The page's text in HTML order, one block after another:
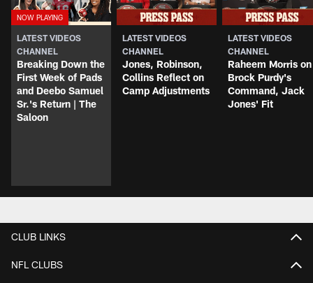
LATEST VIDEOS
CHANNEL
Breaking Down the
First Week of Pads
and Deebo Samuel
Sr.'s Return | The
Saloon
LATEST VIDEOS
CHANNEL
Jones, Robinson,
Collins Reflect on
Camp Adjustments
LATEST VIDEOS
CHANNEL
Raheem Morris on
Brock Purdy's
Command, Jack
Jones' Fit
CLUB LINKS
NFL CLUBS